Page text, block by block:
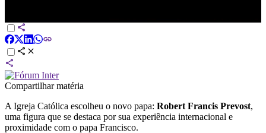
Compartilhar matéria
A Igreja Católica escolheu o novo papa: Robert Francis Prevost,
uma figura que se destaca por sua experiência internacional e
proximidade com o papa Francisco.